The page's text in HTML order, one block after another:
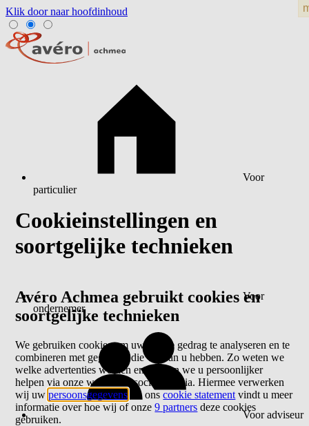
Klik door naar hoofdinhoud
Voor
particulier
Voor
ondernemer
Voor adviseur
Cookieinstellingen en
soortgelijke technieken
Avéro Achmea gebruikt cookies en
soortgelijke technieken
We gebruiken cookies om uw online gedrag te analyseren en te
combineren met gegevens die we van u hebben. Zo weten we
welke advertenties werken en kunnen we u persoonlijker
helpen via onze website of sociale media. Hiermee verwerken
wij uwpersoonsgegevens . In onscookie statement vindt u meer
informatie over hoe wij of onze9 partners deze cookies
gebruiken.